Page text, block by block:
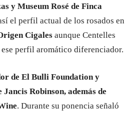
y Museum Rosé de Finca
el perfil actual de los rosados en
Cigales aunque Centelles
perfil aromático diferenciador.
de El Bulli Foundation y
Robinson, además de
. Durante su ponencia señaló